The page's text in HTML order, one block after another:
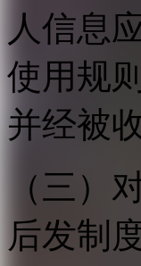
人信息
使用规
并经被
（三）
后发制度